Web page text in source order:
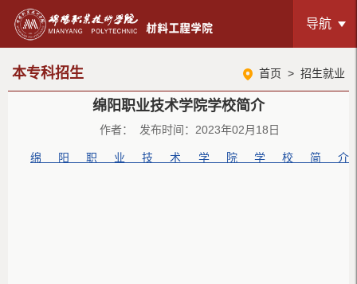
导航
本专科招生 首页 > 招生就业
绵阳职业技术学院学校简介
作者： 发布时间：2023年02月18日
绵阳职业技术学院学校简介